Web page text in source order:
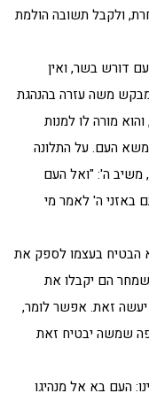
ולקבל תשובה הולמת
דורש בשר, ואין
מבקש משה עזרה בהנהגת
מורה לו למנות
העם. על התלונה
ה': "ואל העם
באזני ה' לאמר מי
הבטיח בעצמו לספק את
הם יקבלו את
זאת. אפשר לומר,
שמשה יבטיח זאת
העם בא אל מנהיגו